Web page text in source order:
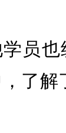
员
了解